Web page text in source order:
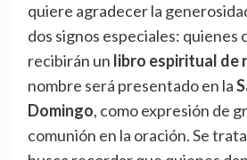
quiere agradecer la
dos signos especiales: quienes
recibirán un libro espiritual de
nombre será presentado en la
Domingo, como expresión de
comunión en la oración. Se